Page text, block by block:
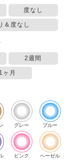
度なし
＆度なし
2週間
1ヶ月
グレー ブルー
ピンク ヘーゼル